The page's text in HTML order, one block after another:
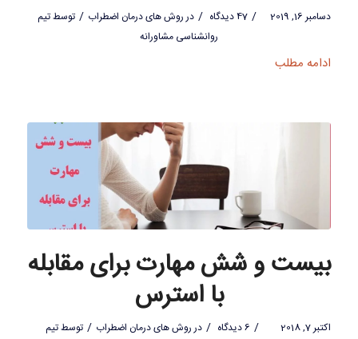
دسامبر 16, 2019 / 47 دیدگاه / در روش های درمان اضطراب / توسطتیم
روانشناسی مشاورانه
ادامه مطلب
بیست و شش مهارت برای مقابله
با استرس
اکتبر 7, 2018 / 6 دیدگاه / در روش های درمان اضطراب / توسطتیم